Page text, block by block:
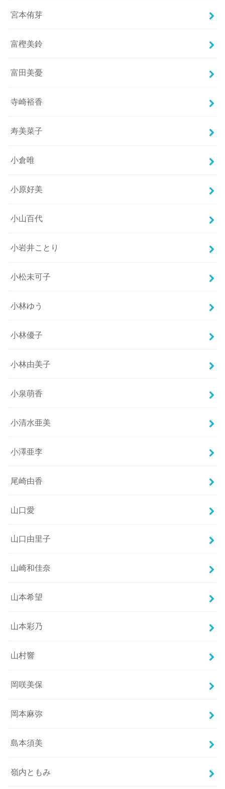
宮本侑芽
富樫美鈴
富田美憂
寺崎裕香
寿美菜子
小倉唯
小原好美
小山百代
小岩井ことり
小松未可子
小林ゆう
小林優子
小林由美子
小泉萌香
小清水亜美
小澤亜李
尾崎由香
山口愛
山口由里子
山崎和佳奈
山本希望
山本彩乃
山村響
岡咲美保
岡本麻弥
島本須美
嶺内ともみ